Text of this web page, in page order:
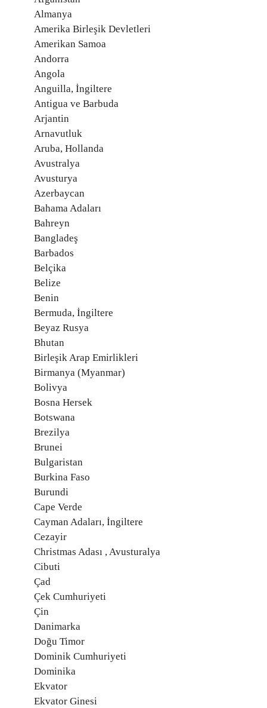
Almanya
Amerika Birleşik Devletleri
Amerikan Samoa
Andorra
Angola
Anguilla, İngiltere
Antigua ve Barbuda
Arjantin
Arnavutluk
Aruba, Hollanda
Avustralya
Avusturya
Azerbaycan
Bahama Adaları
Bahreyn
Bangladeş
Barbados
Belçika
Belize
Benin
Bermuda, İngiltere
Beyaz Rusya
Bhutan
Birleşik Arap Emirlikleri
Birmanya (Myanmar)
Bolivya
Bosna Hersek
Botswana
Brezilya
Brunei
Bulgaristan
Burkina Faso
Burundi
Cape Verde
Cayman Adaları, İngiltere
Cezayir
Christmas Adası , Avusturalya
Cibuti
Çad
Çek Cumhuriyeti
Çin
Danimarka
Doğu Timor
Dominik Cumhuriyeti
Dominika
Ekvator
Ekvator Ginesi